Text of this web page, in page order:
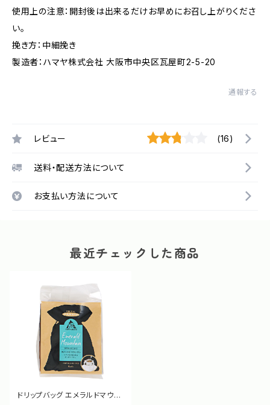
使用上の注意：開封後は出来るだけお早めにお召し上がりくださ
い。
挽き方：中細挽き
製造者：ハマヤ株式会社 大阪市中央区瓦屋町2-5-20
通報する
レビュー (16)
送料・配送方法について
お支払い方法について
最近チェックした商品
ドリップバッグ エメラルドマウン